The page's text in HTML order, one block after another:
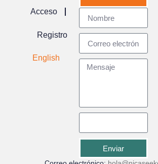
Acceso
Registro
English
Enviar